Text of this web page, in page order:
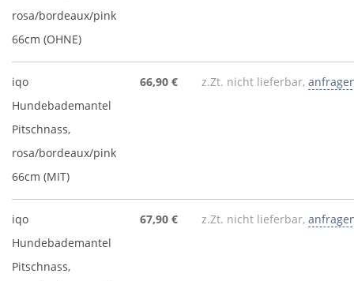
rosa/bordeaux/pink
66cm (OHNE)
iqo
Hundebademantel
Pitschnass,
rosa/bordeaux/pink
66cm (MIT)
66,90 € z.Zt. nicht lieferbar,
iqo
Hundebademantel
Pitschnass,
67,90 € z.Zt. nicht lieferbar,